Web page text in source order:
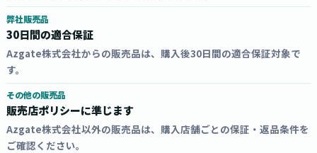
弊社販売品
30日間の適合保証
Azgate株式会社からの販売品は、購入後30日間の適合保証対象で
す。
その他の販売品
販売店ポリシーに準じます
Azgate株式会社以外の販売品は、購入店舗ごとの保証・返品条件を
ご確認ください。